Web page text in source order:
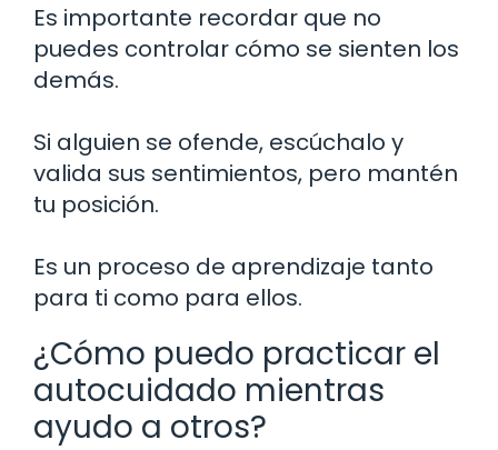
Es importante recordar que no
puedes controlar cómo se sienten los
demás.
Si alguien se ofende, escúchalo y
valida sus sentimientos, pero mantén
tu posición.
Es un proceso de aprendizaje tanto
para ti como para ellos.
¿Cómo puedo practicar el
autocuidado mientras
ayudo a otros?